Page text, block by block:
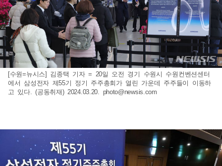
[수원=뉴시스] 김종택 기자 = 20일 오전 경기 수원시 수원컨벤션센터
에서 삼성전자 제55기 정기 주주총회가 열린 가운데 주주들이 이동하
고 있다. (공동취재) 2024.03.20. photo@newsis.com